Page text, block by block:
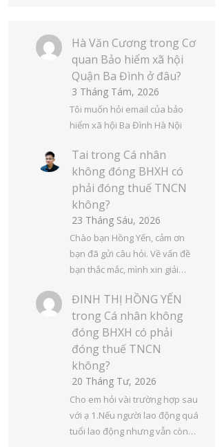
Hà Văn Cương trong Cơ
quan Bảo hiểm xã hội
Quận Ba Đình ở đâu?
3 Tháng Tám, 2026
Tôi muốn hỏi email của bảo
hiểm xã hội Ba Đình Hà Nội
Tai trong Cá nhân
không đóng BHXH có
phải đóng thuế TNCN
không?
23 Tháng Sáu, 2026
Chào bạn Hồng Yến, cảm ơn
bạn đã gửi câu hỏi. Về vấn đề
bạn thắc mắc, mình xin giải…
ĐINH THỊ HỒNG YẾN
trong Cá nhân không
đóng BHXH có phải
đóng thuế TNCN
không?
20 Tháng Tư, 2026
Cho em hỏi vài trường hợp sau
với ạ 1.Nếu người lao động quá
tuổi lao động nhưng vẫn còn…